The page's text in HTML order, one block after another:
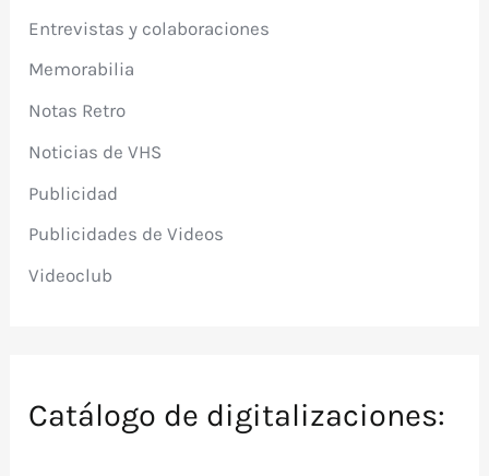
Entrevistas y colaboraciones
Memorabilia
Notas Retro
Noticias de VHS
Publicidad
Publicidades de Videos
Videoclub
Catálogo de digitalizaciones: